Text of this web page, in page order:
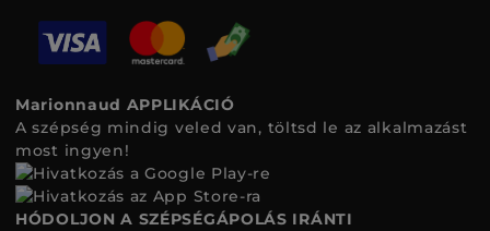
Marionnaud APPLIKÁCIÓ
A szépség mindig veled van, töltsd le az alkalmazást
most ingyen!
HÓDOLJON A SZÉPSÉGÁPOLÁS IRÁNTI